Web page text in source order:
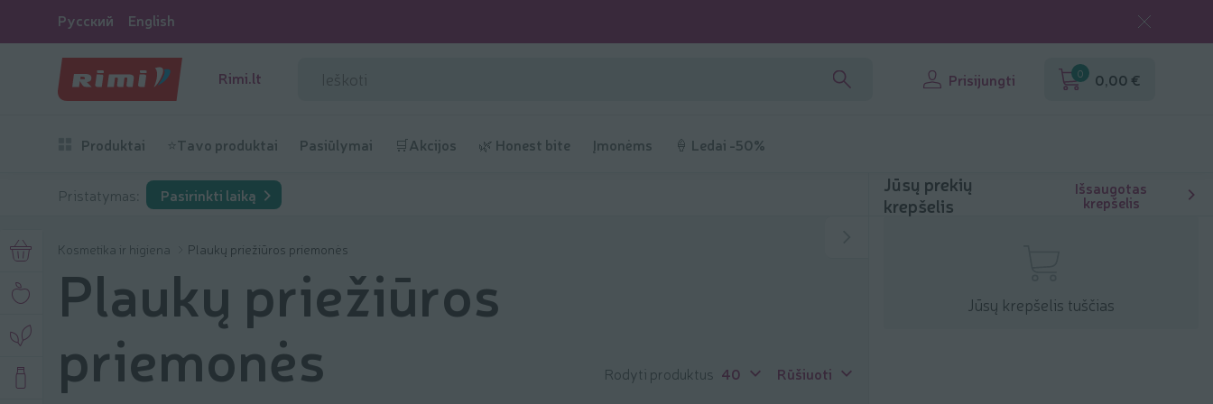
Русский English
Rimi.lt Prisijungti 0 0,00 €
Produktai ⭐Tavo produktai Pasiūlymai 🛒Akcijos 🌿 Honest bite Įmonėms 🍦 Ledai -50%
Pristatymas: Pasirinkti laiką
Kosmetika ir higiena Plaukų priežiūros priemonės
Plaukų priežiūros
priemonės
Rodyti produktus 40 Rūšiuoti
Jūsų prekių
krepšelis
Išsaugotas
krepšelis
Jūsų krepšelis tuščias